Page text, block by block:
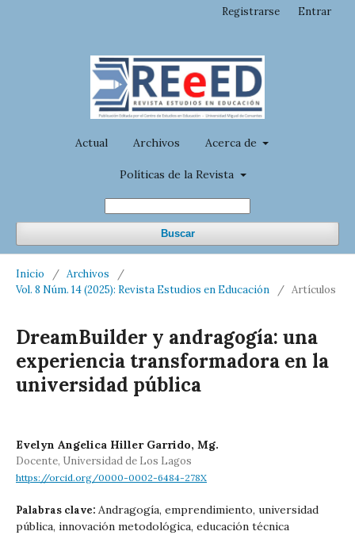
Actual Archivos Acerca de
Políticas de la Revista
Buscar
Registrarse Entrar
Inicio / Archivos
/
Vol. 8 Núm. 14 (2025): Revista Estudios en Educación
/ Artículos
DreamBuilder y andragogía: una
experiencia transformadora en la
universidad pública
Evelyn Angelica Hiller Garrido, Mg.
Docente, Universidad de Los Lagos
https://orcid.org/0000-0002-6484-278X
Palabras clave: Andragogía, emprendimiento, universidad
pública, innovación metodológica, educación técnica